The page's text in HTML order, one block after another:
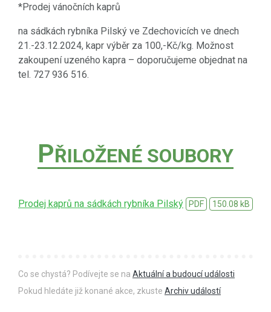
*Prodej vánočních kaprů
na sádkách rybníka Pilský ve Zdechovicích ve dnech
21.-23.12.2024, kapr výběr za 100,-Kč/kg. Možnost
zakoupení uzeného kapra – doporučujeme objednat na
tel. 727 936 516.
PŘILOŽENÉ SOUBORY
Prodej kaprů na sádkách rybníka Pilský PDF 150.08 kB
Co se chystá? Podívejte se na Aktuální a budoucí události
Pokud hledáte již konané akce, zkuste Archiv událostí